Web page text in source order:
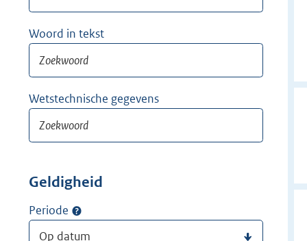
Woord in tekst
Wetstechnische gegevens
Geldigheid
Periode